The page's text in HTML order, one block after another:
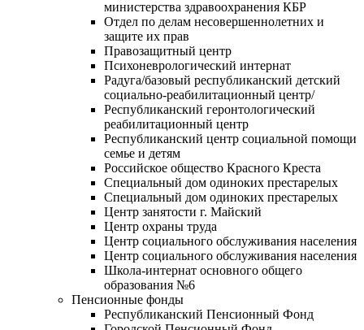
министерства здравоохранения КБР
Отдел по делам несовершеннолетних и
защите их прав
Правозащитный центр
Психоневрологический интернат
Радуга/базовый республиканский детский
социально-реабилитационный центр/
Республиканский геронтологический
реабилитационный центр
Республиканский центр социальной помощи
семье и детям
Российское общество Красного Креста
Специальный дом одиноких престарелых
Специальный дом одиноких престарелых
Центр занятости г. Майский
Центр охраны труда
Центр социального обслуживания населения
Центр социального обслуживания населения
Школа-интернат основного общего
образования №6
Пенсионные фонды
Республиканский Пенсионный Фонд